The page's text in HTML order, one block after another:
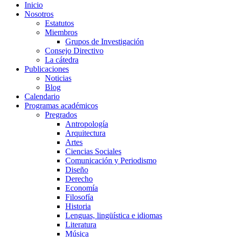
Inicio
Nosotros
Estatutos
Miembros
Grupos de Investigación
Consejo Directivo
La cátedra
Publicaciones
Noticias
Blog
Calendario
Programas académicos
Pregrados
Antropología
Arquitectura
Artes
Ciencias Sociales
Comunicación y Periodismo
Diseño
Derecho
Economía
Filosofía
Historia
Lenguas, lingüística e idiomas
Literatura
Música